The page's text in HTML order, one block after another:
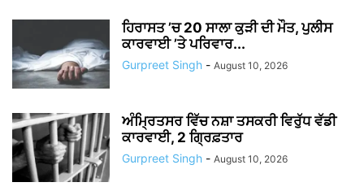
ਹਿਰਾਸਤ ’ਚ 20 ਸਾਲਾ ਕੁੜੀ ਦੀ ਮੌਤ, ਪੁਲੀਸ
ਕਾਰਵਾਈ ’ਤੇ ਪਰਿਵਾਰ...
Gurpreet Singh - August 10, 2026
ਅੰਮ੍ਰਿਤਸਰ ਵਿੱਚ ਨਸ਼ਾ ਤਸਕਰੀ ਵਿਰੁੱਧ ਵੱਡੀ
ਕਾਰਵਾਈ, 2 ਗ੍ਰਿਫ਼ਤਾਰ
Gurpreet Singh - August 10, 2026